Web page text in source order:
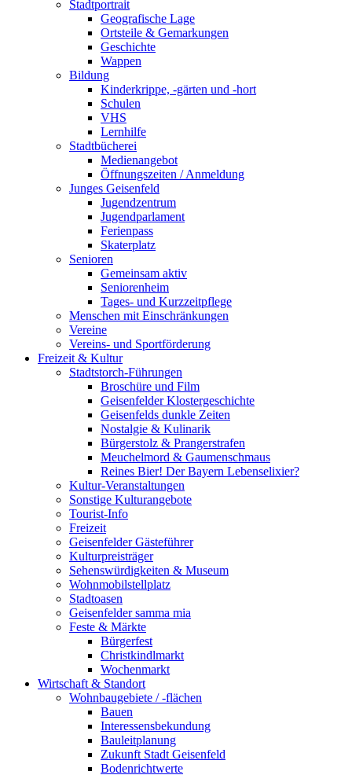
Stadtportrait
Geografische Lage
Ortsteile & Gemarkungen
Geschichte
Wappen
Bildung
Kinderkrippe, -gärten und -hort
Schulen
VHS
Lernhilfe
Stadtbücherei
Medienangebot
Öffnungszeiten / Anmeldung
Junges Geisenfeld
Jugendzentrum
Jugendparlament
Ferienpass
Skaterplatz
Senioren
Gemeinsam aktiv
Seniorenheim
Tages- und Kurzzeitpflege
Menschen mit Einschränkungen
Vereine
Vereins- und Sportförderung
Freizeit & Kultur
Stadtstorch-Führungen
Broschüre und Film
Geisenfelder Klostergeschichte
Geisenfelds dunkle Zeiten
Nostalgie & Kulinarik
Bürgerstolz & Prangerstrafen
Meuchelmord & Gaumenschmaus
Reines Bier! Der Bayern Lebenselixier?
Kultur-Veranstaltungen
Sonstige Kulturangebote
Tourist-Info
Freizeit
Geisenfelder Gästeführer
Kulturpreisträger
Sehenswürdigkeiten & Museum
Wohnmobilstellplatz
Stadtoasen
Geisenfelder samma mia
Feste & Märkte
Bürgerfest
Christkindlmarkt
Wochenmarkt
Wirtschaft & Standort
Wohnbaugebiete / -flächen
Bauen
Interessensbekundung
Bauleitplanung
Zukunft Stadt Geisenfeld
Bodenrichtwerte